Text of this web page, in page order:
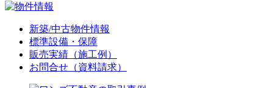
新築/中古物件情報
標準設備・保障
販売実績（施工例）
お問合せ（資料請求）